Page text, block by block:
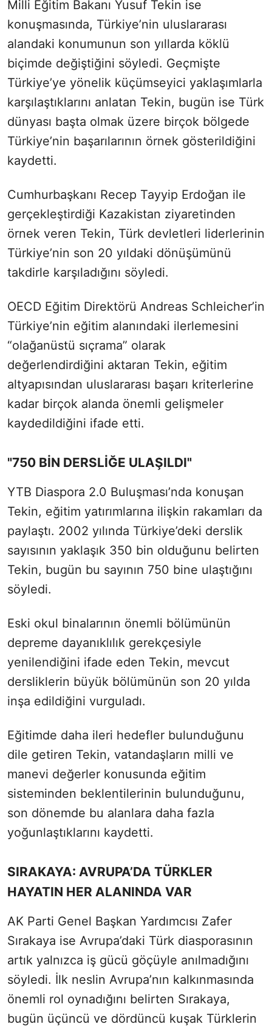
Milli Eğitim Bakanı Yusuf Tekin ise
konuşmasında, Türkiye’nin uluslararası
alandaki konumunun son yıllarda köklü
biçimde değiştiğini söyledi. Geçmişte
Türkiye’ye yönelik küçümseyici yaklaşımlarla
karşılaştıklarını anlatan Tekin, bugün ise Türk
dünyası başta olmak üzere birçok bölgede
Türkiye’nin başarılarının örnek gösterildiğini
kaydetti.
Cumhurbaşkanı Recep Tayyip Erdoğan ile
gerçekleştirdiği Kazakistan ziyaretinden
örnek veren Tekin, Türk devletleri liderlerinin
Türkiye’nin son 20 yıldaki dönüşümünü
takdirle karşıladığını söyledi.
OECD Eğitim Direktörü Andreas Schleicher’in
Türkiye’nin eğitim alanındaki ilerlemesini
“olağanüstü sıçrama” olarak
değerlendirdiğini aktaran Tekin, eğitim
altyapısından uluslararası başarı kriterlerine
kadar birçok alanda önemli gelişmeler
kaydedildiğini ifade etti.
"750 BİN DERSLİĞE ULAŞILDI"
YTB Diaspora 2.0 Buluşması’nda konuşan
Tekin, eğitim yatırımlarına ilişkin rakamları da
paylaştı. 2002 yılında Türkiye’deki derslik
sayısının yaklaşık 350 bin olduğunu belirten
Tekin, bugün bu sayının 750 bine ulaştığını
söyledi.
Eski okul binalarının önemli bölümünün
depreme dayanıklılık gerekçesiyle
yenilendiğini ifade eden Tekin, mevcut
dersliklerin büyük bölümünün son 20 yılda
inşa edildiğini vurguladı.
Eğitimde daha ileri hedefler bulunduğunu
dile getiren Tekin, vatandaşların milli ve
manevi değerler konusunda eğitim
sisteminden beklentilerinin bulunduğunu,
son dönemde bu alanlara daha fazla
yoğunlaştıklarını kaydetti.
SIRAKAYA: AVRUPA’DA TÜRKLER
HAYATIN HER ALANINDA VAR
AK Parti Genel Başkan Yardımcısı Zafer
Sırakaya ise Avrupa’daki Türk diasporasının
artık yalnızca iş gücü göçüyle anılmadığını
söyledi. İlk neslin Avrupa’nın kalkınmasında
önemli rol oynadığını belirten Sırakaya,
bugün üçüncü ve dördüncü kuşak Türklerin